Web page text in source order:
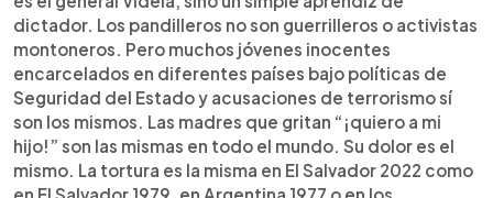
dictador. Los pandilleros no son guerrilleros o activistas
montoneros. Pero muchos jóvenes inocentes
encarcelados en diferentes países bajo políticas de
Seguridad del Estado y acusaciones de terrorismo sí
son los mismos. Las madres que gritan “¡quiero a mi
hijo!” son las mismas en todo el mundo. Su dolor es el
mismo. La tortura es la misma en El Salvador 2022 como